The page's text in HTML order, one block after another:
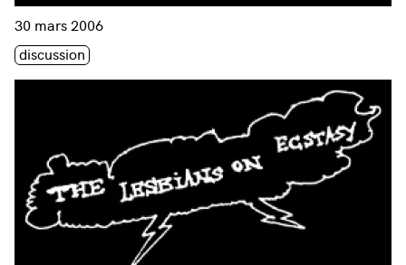
Consulter « Femmes br@nchées #62 : The BEMF [The
30 mars 2006
Étiquette(s)
discussion